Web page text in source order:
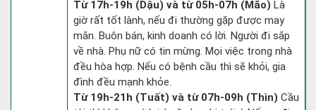
Từ 17h-19h (Dậu) và từ 05h-07h (Mão) Là
giờ rất tốt lành, nếu đi thường gặp được may
mắn. Buôn bán, kinh doanh có lời. Người đi sắp
về nhà. Phụ nữ có tin mừng. Mọi việc trong nhà
đều hòa hợp. Nếu có bệnh cầu thì sẽ khỏi, gia
đình đều mạnh khỏe.
Từ 19h-21h (Tuất) và từ 07h-09h (Thìn) Cầu